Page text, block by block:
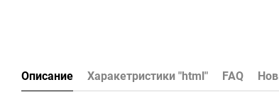
Описание Харакетристики "html" FAQ